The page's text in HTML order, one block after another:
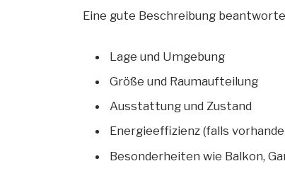
Eine gute Beschreibung
Lage und Umgebung
Größe und Raumaufteilung
Ausstattung und Zustand
Energieeffizienz (falls
Besonderheiten wie Balkon,